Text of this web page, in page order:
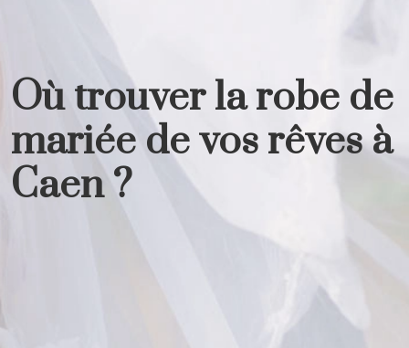
Où trouver la robe de
mariée de vos rêves à
Caen ?